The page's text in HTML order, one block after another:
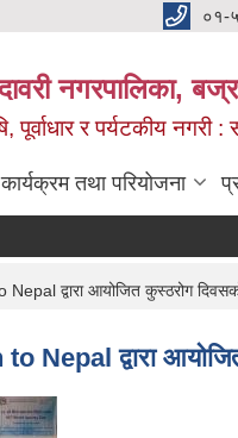
०१-
नगरपालिका,
पूर्वाधार र पर्यटकीय नगरी :
कार्यक्रम तथा परियोजना
द्वारा आयोजित कुस्ठरोग
द्वारा